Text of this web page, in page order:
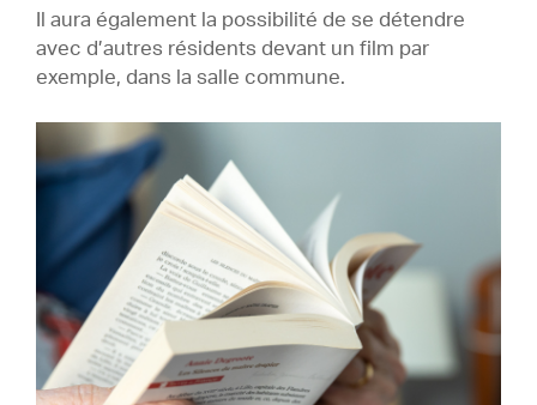
Il aura également la possibilité de se détendre
avec d’autres résidents devant un film par
exemple, dans la salle commune.